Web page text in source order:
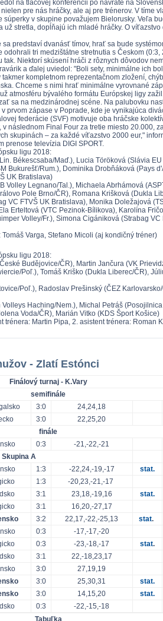
na tlačovej konferencii po návrate na
pre nás hráčky, ale aj pre trénerov. V tíme
v skupine považujem Bielorusky. Veľa
už stretla, dopĺňajú ich mladé hráčky. O
predstaví dvanásť tímov, hrať sa bude
tri medzištátne stretnutia s Českom
tak. Niektorí skúsení hráči z rôznych dôvodov
a ďalej uviedol: "Boli sety, minimálne ich
kompletnom reprezentačnom zložení,
Chceme s nimi hrať minimálne vyrovnané
atmosféru bývalého formátu Európskej ligy
sa na medzinárodnej scéne. Na palubovku
prvom zápase v Poprade, kde je vynikajúca
federácie (SVF) motivuje oba hráčske
následnom Final Four za tretie miesto 20.000,
skupinách – za každé víťazstvo 2000 eur,"
prenose televízia DIGI SPORT.
ligu 2018:
Békescsaba/Maď.), Lucia Töröková (Slávia
Bukurešť/Rum.), Dominika Drobňáková (Pays
UK Bratislava)
Volley Legnano/Tal.), Michaela Abrhámová
Pole Brno/ČR), Romana Krišková (Dukla
VC FTVŠ UK Bratislava), Monika Doležajová
Erteltová (VTC Pezinok-Bílikova), Karolína
Volley/Fr.), Simona Cigániková (Strabag
Varga, Stefano Micoli (aj kondičný tréner)
ligu 2018:
Budějovice/ČR), Martin Jančura (VK
Poľ.), Tomáš Kriško (Dukla Liberec/ČR),
Poľ.), Radoslav Prešinský (ČEZ
Haching/Nem.), Michal Petráš
Voda/ČR), Marián Vitko (KDS Šport Košice)
trénera: Martin Pipa, 2. asistent trénera: Roman
- Zlatí Estónci
Finálový turnaj - K.Vary
semifinále
3:0
24,24,18
3:0
22,25,20
finále
0:3
-21,-22,-21
Skupina A
1:3 -22,24,-19,-17 stat.
1:3
-20,23,-21,-17
3:1 23,18,-19,16 stat.
3:1
16,20,-27,17
3:2 22,17,-22,-25,13 stat.
0:3
-17,-17,-20
0:3 -23,-18,-17 stat.
3:1
22,-18,23,17
3:0
27,19,19
3:0 25,30,31 stat.
3:0 14,15,20 stat.
0:3
-22,-15,-18
Tabuľka